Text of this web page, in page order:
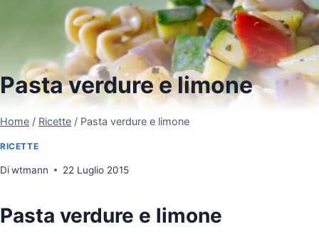
Pasta verdure e limone
Home / Ricette / Pasta verdure e limone
RICETTE
Diwtmann 22 Luglio 2015
Pasta verdure e limone